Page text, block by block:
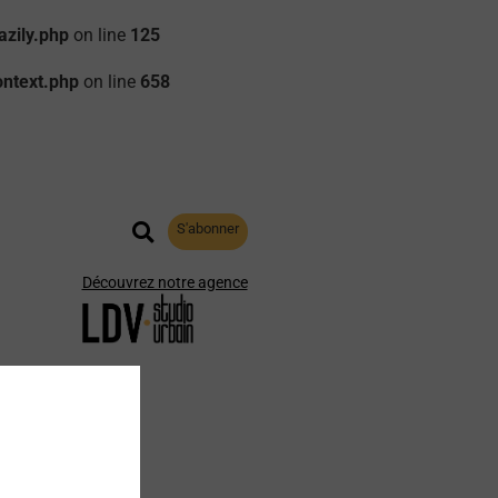
on line 125
on line 658
S'abonner
Découvrez notre agence